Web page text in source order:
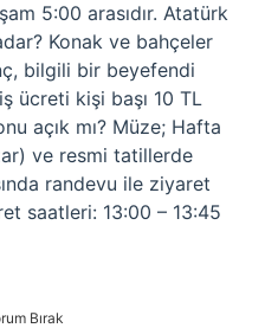
5:00 arasıdır. Atatürk
Konak ve bahçeler
bilgili bir beyefendi
ücreti kişi başı 10 TL
açık mı? Müze; Hafta
ve resmi tatillerde
randevu ile ziyaret
saatleri: 13:00 – 13:45
Bırak